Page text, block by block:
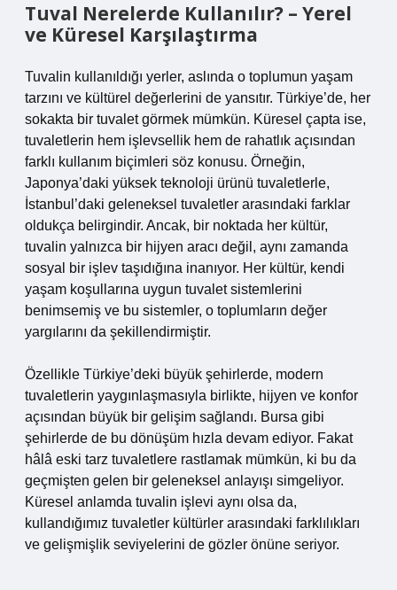
Tuval Nerelerde Kullanılır? – Yerel
ve Küresel Karşılaştırma
Tuvalin kullanıldığı yerler, aslında o toplumun yaşam
tarzını ve kültürel değerlerini de yansıtır. Türkiye’de, her
sokakta bir tuvalet görmek mümkün. Küresel çapta ise,
tuvaletlerin hem işlevsellik hem de rahatlık açısından
farklı kullanım biçimleri söz konusu. Örneğin,
Japonya’daki yüksek teknoloji ürünü tuvaletlerle,
İstanbul’daki geleneksel tuvaletler arasındaki farklar
oldukça belirgindir. Ancak, bir noktada her kültür,
tuvalin yalnızca bir hijyen aracı değil, aynı zamanda
sosyal bir işlev taşıdığına inanıyor. Her kültür, kendi
yaşam koşullarına uygun tuvalet sistemlerini
benimsemiş ve bu sistemler, o toplumların değer
yargılarını da şekillendirmiştir.
Özellikle Türkiye’deki büyük şehirlerde, modern
tuvaletlerin yaygınlaşmasıyla birlikte, hijyen ve konfor
açısından büyük bir gelişim sağlandı. Bursa gibi
şehirlerde de bu dönüşüm hızla devam ediyor. Fakat
hâlâ eski tarz tuvaletlere rastlamak mümkün, ki bu da
geçmişten gelen bir geleneksel anlayışı simgeliyor.
Küresel anlamda tuvalin işlevi aynı olsa da,
kullandığımız tuvaletler kültürler arasındaki farklılıkları
ve gelişmişlik seviyelerini de gözler önüne seriyor.